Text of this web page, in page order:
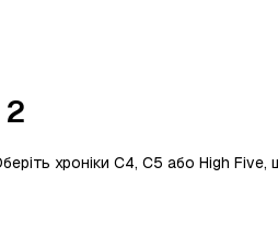
хроніки C4, C5 або High